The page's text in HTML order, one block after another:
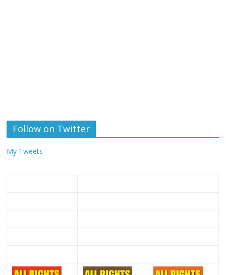
Follow on Twitter
My Tweets